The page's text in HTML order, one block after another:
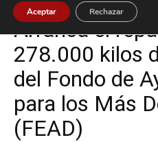
Gondomar
Arranca el
278.000 kilos
del Fondo de
para los Más
(FEAD)
Aceptar Rechazar